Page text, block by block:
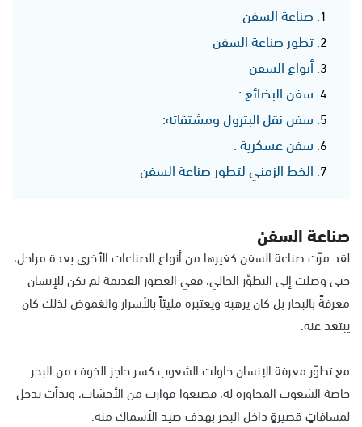
صناعة السفن
تطور صناعة السفن
أنواع السفن
سفن البضائع :
سفن نقل البترول ومشتقاته:
سفن عسكرية :
الخط الزمني لتطور صناعة السفن
صناعة السفن
لقد مرّت صناعة السفن كغيرها من أنواع الصناعات الأخرى بعدة مراحل،
حتى وصلت إلى التطوّر الحالي، ففي العصور القديمة لم يكن للإنسان
معرفةً بالبحار بل كان يرهبه ويعتبره مليئاً بالأسرار والغموض لذلك كان
يبتعد عنه.
مع تطوّر معرفة الإنسان حاولت الشعوب كسر حاجز الخوف من البحر
خاصة الشعوب المجاورة له، فصنعوا قوارب من الأخشاب، وبدأت تدخل
لمسافاتٍ قصيرةٍ داخل البحر بهدف صيد الأسماك منه.